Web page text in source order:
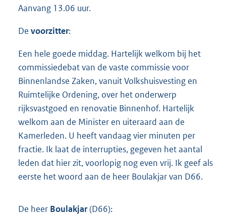
Aanvang 13.06 uur.
De voorzitter:
Een hele goede middag. Hartelijk welkom bij het
commissiedebat van de vaste commissie voor
Binnenlandse Zaken, vanuit Volkshuisvesting en
Ruimtelijke Ordening, over het onderwerp
rijksvastgoed en renovatie Binnenhof. Hartelijk
welkom aan de Minister en uiteraard aan de
Kamerleden. U heeft vandaag vier minuten per
fractie. Ik laat de interrupties, gegeven het aantal
leden dat hier zit, voorlopig nog even vrij. Ik geef als
eerste het woord aan de heer Boulakjar van D66.
De heer Boulakjar(D66):